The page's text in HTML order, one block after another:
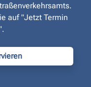
auf "Jetzt Termin